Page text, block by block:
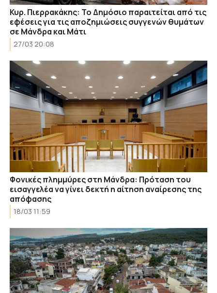
Κυρ. Πιερρακάκης: Το Δημόσιο παραιτείται από τις
εφέσεις για τις αποζημιώσεις συγγενών θυμάτων
σε Μάνδρα και Μάτι
27/03 20:08
Φονικές πλημμύρες στη Μάνδρα: Πρόταση του
εισαγγελέα να γίνει δεκτή η αίτηση αναίρεσης της
απόφασης
18/03 11:59